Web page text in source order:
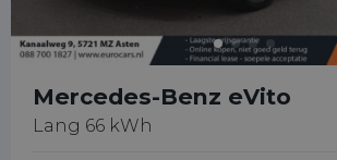
Mercedes-Benz eVito
Lang 66 kWh